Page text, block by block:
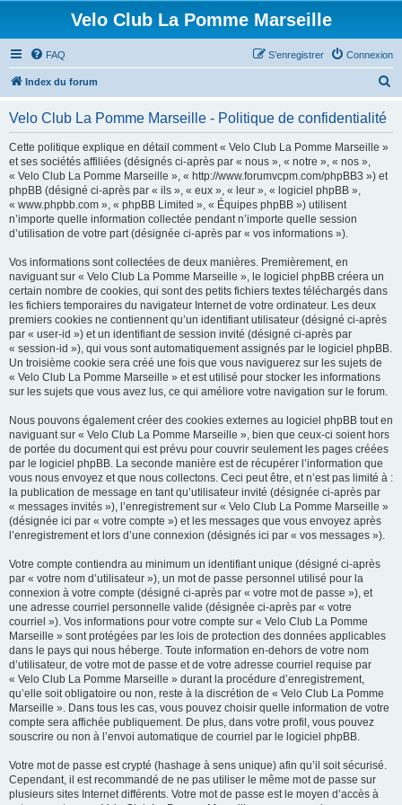
Velo Club La Pomme Marseille
FAQ Connexion
S’enregistrer
Index du forum
Velo Club La Pomme Marseille - Politique de confidentialité
Cette politique explique en détail comment « Velo Club La Pomme Marseille »
et ses sociétés affiliées (désignés ci-après par « nous », « notre », « nos »,
« Velo Club La Pomme Marseille », « http://www.forumvcpm.com/phpBB3 ») et
phpBB (désigné ci-après par « ils », « eux », « leur », « logiciel phpBB »,
« www.phpbb.com », « phpBB Limited », « Équipes phpBB ») utilisent
n’importe quelle information collectée pendant n’importe quelle session
d’utilisation de votre part (désignée ci-après par « vos informations »).
Vos informations sont collectées de deux manières. Premièrement, en
naviguant sur « Velo Club La Pomme Marseille », le logiciel phpBB créera un
certain nombre de cookies, qui sont des petits fichiers textes téléchargés dans
les fichiers temporaires du navigateur Internet de votre ordinateur. Les deux
premiers cookies ne contiennent qu’un identifiant utilisateur (désigné ci-après
par « user-id ») et un identifiant de session invité (désigné ci-après par
« session-id »), qui vous sont automatiquement assignés par le logiciel phpBB.
Un troisième cookie sera créé une fois que vous naviguerez sur les sujets de
« Velo Club La Pomme Marseille » et est utilisé pour stocker les informations
sur les sujets que vous avez lus, ce qui améliore votre navigation sur le forum.
Nous pouvons également créer des cookies externes au logiciel phpBB tout en
naviguant sur « Velo Club La Pomme Marseille », bien que ceux-ci soient hors
de portée du document qui est prévu pour couvrir seulement les pages créées
par le logiciel phpBB. La seconde manière est de récupérer l’information que
vous nous envoyez et que nous collectons. Ceci peut être, et n’est pas limité à :
la publication de message en tant qu’utilisateur invité (désignée ci-après par
« messages invités »), l’enregistrement sur « Velo Club La Pomme Marseille »
(désignée ici par « votre compte ») et les messages que vous envoyez après
l’enregistrement et lors d’une connexion (désignés ici par « vos messages »).
Votre compte contiendra au minimum un identifiant unique (désigné ci-après
par « votre nom d’utilisateur »), un mot de passe personnel utilisé pour la
connexion à votre compte (désigné ci-après par « votre mot de passe »), et
une adresse courriel personnelle valide (désignée ci-après par « votre
courriel »). Vos informations pour votre compte sur « Velo Club La Pomme
Marseille » sont protégées par les lois de protection des données applicables
dans le pays qui nous héberge. Toute information en-dehors de votre nom
d’utilisateur, de votre mot de passe et de votre adresse courriel requise par
« Velo Club La Pomme Marseille » durant la procédure d’enregistrement,
qu’elle soit obligatoire ou non, reste à la discrétion de « Velo Club La Pomme
Marseille ». Dans tous les cas, vous pouvez choisir quelle information de votre
compte sera affichée publiquement. De plus, dans votre profil, vous pouvez
souscrire ou non à l’envoi automatique de courriel par le logiciel phpBB.
Votre mot de passe est crypté (hashage à sens unique) afin qu’il soit sécurisé.
Cependant, il est recommandé de ne pas utiliser le même mot de passe sur
plusieurs sites Internet différents. Votre mot de passe est le moyen d’accès à